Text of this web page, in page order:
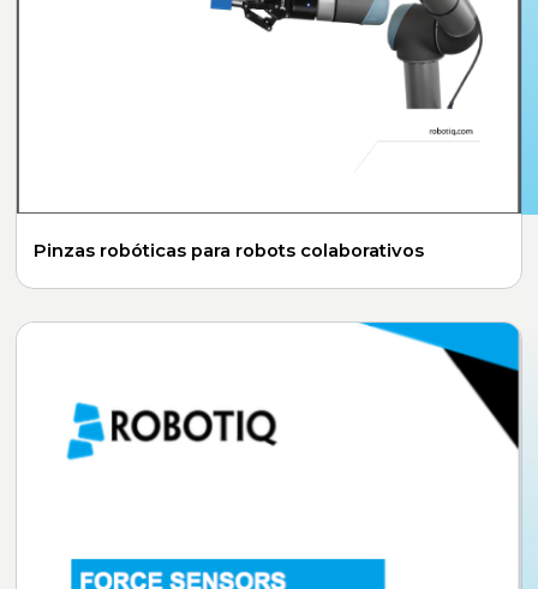
Pinzas robóticas para robots colaborativos